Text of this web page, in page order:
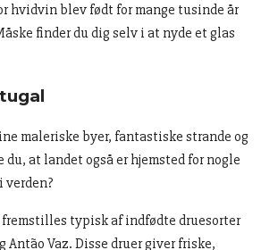
hvidvin blev født for mange tusinde år
finder du dig selv i at nyde et glas
maleriske byer, fantastiske strande og
at landet også er hjemsted for nogle
verden?
typisk af indfødte druesorter
Antão Vaz. Disse druer giver friske,